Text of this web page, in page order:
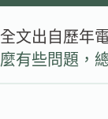
全文出自歷年
麼有些問題，